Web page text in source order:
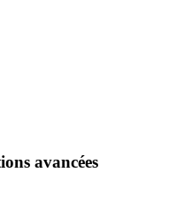
avancées